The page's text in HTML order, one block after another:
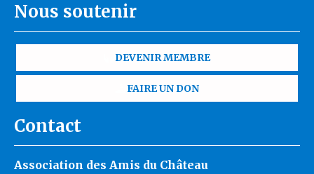
Nous soutenir
DEVENIR MEMBRE
FAIRE UN DON
Contact
Association des Amis du Château